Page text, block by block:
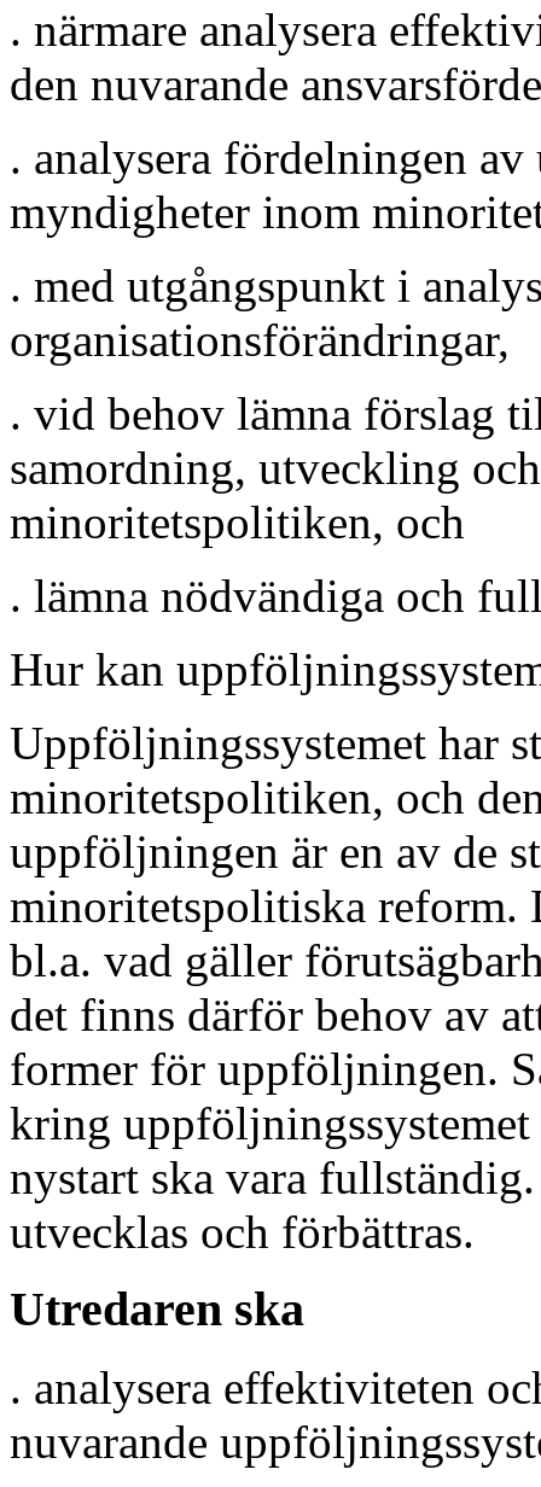
. närmare analysera
den nuvarande
. analysera fördelningen
myndigheter inom
. med utgångspunkt i
organisationsförändringar,
. vid behov lämna förslag
samordning, utveckling
minoritetspolitiken, och
. lämna nödvändiga och
Hur kan
Uppföljningssystemet har
minoritetspolitiken, och
uppföljningen är en av de
minoritetspolitiska reform.
bl.a. vad gäller
det finns därför behov av
former för uppföljningen.
kring
nystart ska vara
utvecklas och förbättras.
Utredaren ska
. analysera effektiviteten
nuvarande